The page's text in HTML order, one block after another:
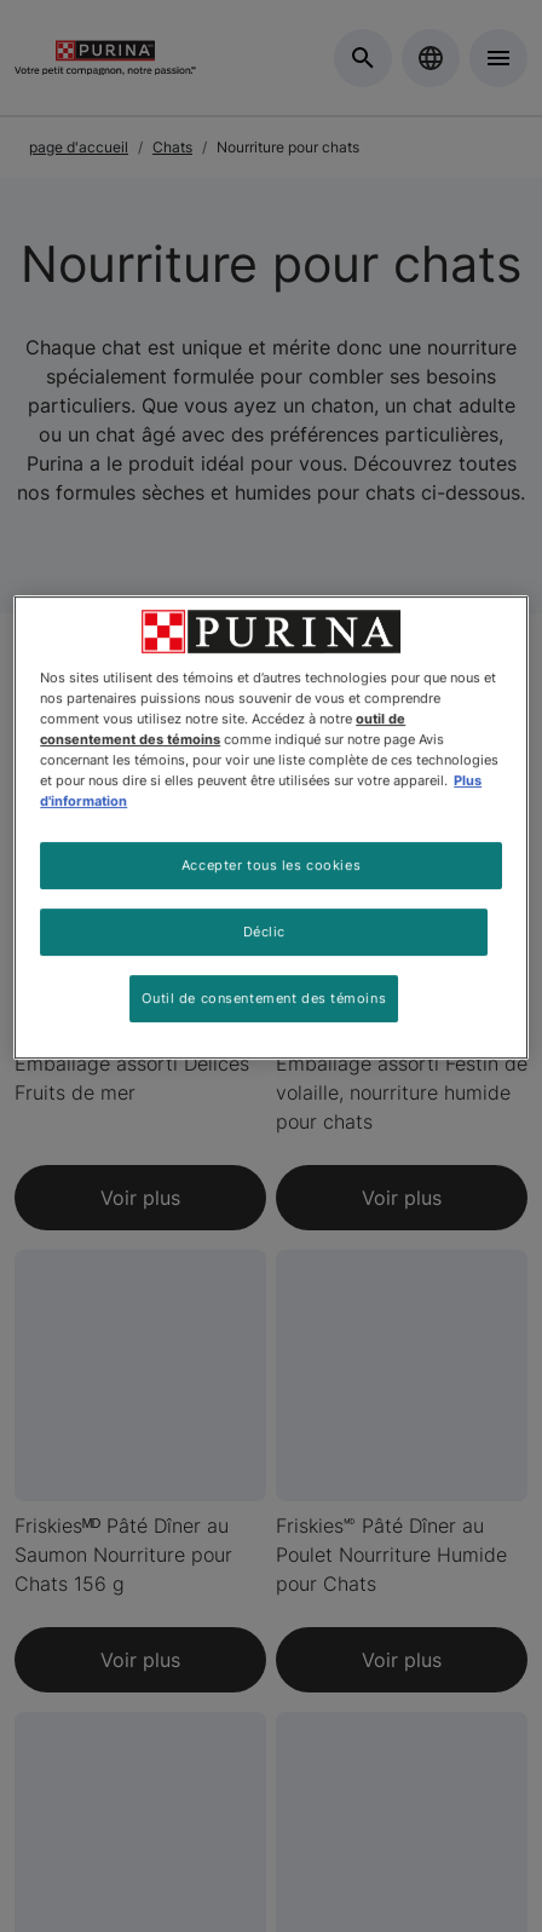
page d'accueil Chats Nourriture pour chats
Nourriture pour chats
Chaque chat est unique et mérite donc une nourriture
spécialement formulée pour combler ses besoins
particuliers. Que vous ayez un chaton, un chat adulte
ou un chat âgé avec des préférences particulières,
Purina a le produit idéal pour vous. Découvrez toutes
nos formules sèches et humides pour chats ci-dessous.
Produits
Emballage assorti Délices
Fruits de mer
Voir plus
Emballage assorti Festin de
volaille, nourriture humide
pour chats
Voir plus
Friskiesᴹᴰ Pâté Dîner au
Saumon Nourriture pour
Chats 156 g
Voir plus
Friskies🅫 Pâté Dîner au
Poulet Nourriture Humide
pour Chats
Voir plus
Nos sites utilisent des témoins et d’autres technologies pour que nous et
nos partenaires puissions nous souvenir de vous et comprendre
comment vous utilisez notre site. Accédez à notreoutil de
consentement des témoins comme indiqué sur notre page Avis
concernant les témoins, pour voir une liste complète de ces technologies
et pour nous dire si elles peuvent être utilisées sur votre appareil. Plus
d'information
Déclic
Accepter tous les cookies
Outil de consentement des témoins